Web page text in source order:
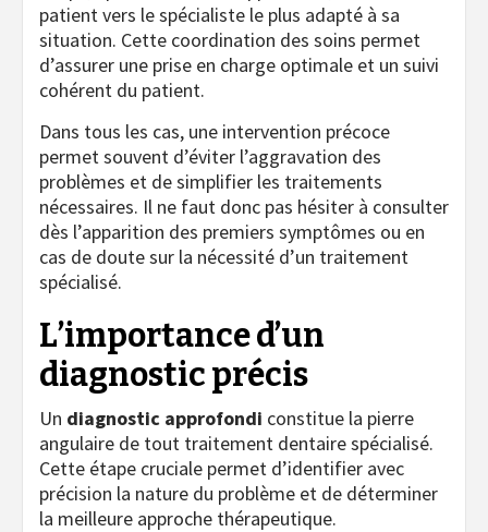
patient vers le spécialiste le plus adapté à sa
situation. Cette coordination des soins permet
d’assurer une prise en charge optimale et un suivi
cohérent du patient.
Dans tous les cas, une intervention précoce
permet souvent d’éviter l’aggravation des
problèmes et de simplifier les traitements
nécessaires. Il ne faut donc pas hésiter à consulter
dès l’apparition des premiers symptômes ou en
cas de doute sur la nécessité d’un traitement
spécialisé.
L’importance d’un
diagnostic précis
Un diagnostic approfondi constitue la pierre
angulaire de tout traitement dentaire spécialisé.
Cette étape cruciale permet d’identifier avec
précision la nature du problème et de déterminer
la meilleure approche thérapeutique.